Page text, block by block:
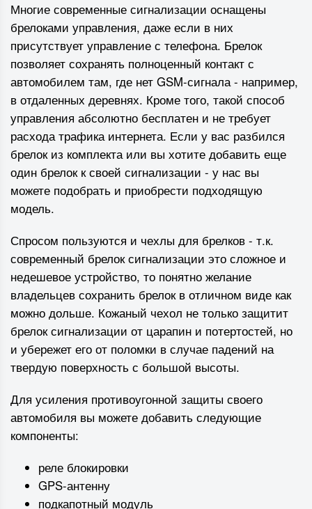
Многие современные сигнализации оснащены
брелоками управления, даже если в них
присутствует управление с телефона. Брелок
позволяет сохранять полноценный контакт с
автомобилем там, где нет GSM-сигнала - например,
в отдаленных деревнях. Кроме того, такой способ
управления абсолютно бесплатен и не требует
расхода трафика интернета. Если у вас разбился
брелок из комплекта или вы хотите добавить еще
один брелок к своей сигнализации - у нас вы
можете подобрать и приобрести подходящую
модель.
Спросом пользуются и чехлы для брелков - т.к.
современный брелок сигнализации это сложное и
недешевое устройство, то понятно желание
владельцев сохранить брелок в отличном виде как
можно дольше. Кожаный чехол не только защитит
брелок сигнализации от царапин и потертостей, но
и убережет его от поломки в случае падений на
твердую поверхность с большой высоты.
Для усиления противоугонной защиты своего
автомобиля вы можете добавить следующие
компоненты:
реле блокировки
GPS-антенну
подкапотный модуль